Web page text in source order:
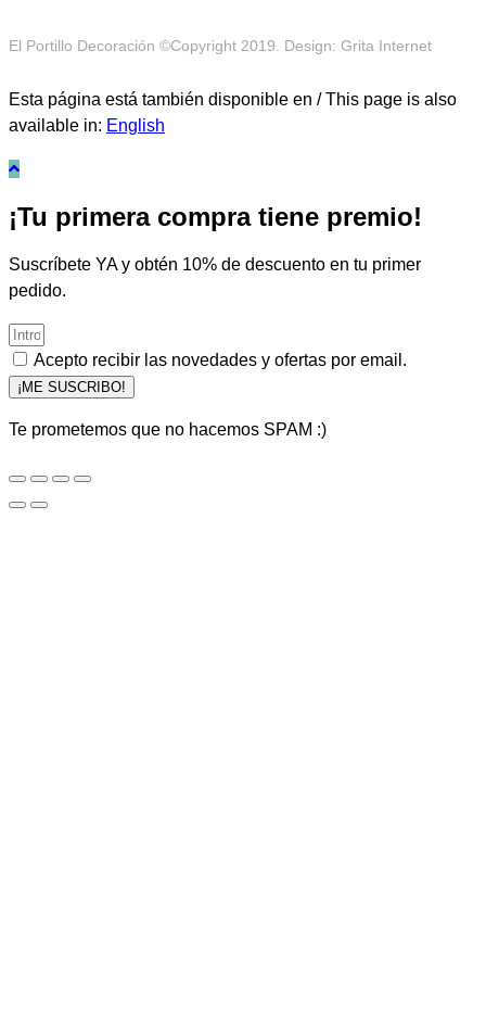
El Portillo Decoración ©Copyright 2019. Design: Grita Internet
Esta página está también disponible en / This page is also
available in: English
¡Tu primera compra tiene premio!
Suscríbete YA y obtén 10% de descuento en tu primer
pedido.
Acepto recibir las novedades y ofertas por email.
¡ME SUSCRIBO!
Te prometemos que no hacemos SPAM :)